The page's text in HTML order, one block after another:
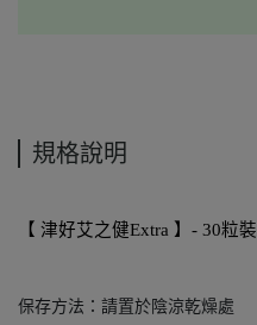
規格說明
【 津好艾之健Extra 】- 30粒裝
保存方法：請置於陰涼乾燥處